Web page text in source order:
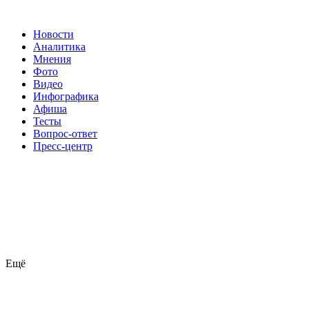
Новости
Аналитика
Мнения
Фото
Видео
Инфографика
Афиша
Тесты
Вопрос-ответ
Пресс-центр
Ещё